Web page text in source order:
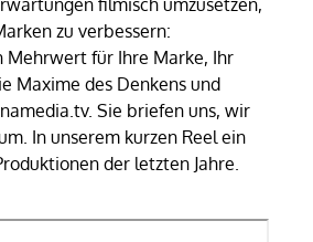
zu verbessern:
Mehrwert für Ihre Marke, Ihr
Maxime des Denkens und
Sie briefen uns, wir
In unserem kurzen Reel ein
der letzten Jahre.